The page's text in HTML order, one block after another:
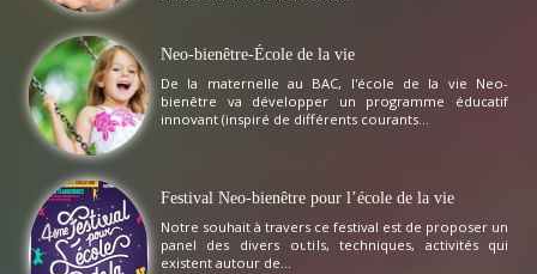
Neo-bienêtre-École de la vie
De la maternelle au BAC, l'école de la vie Neo-
bienêtre va développer un programme éducatif
innovant (inspiré de différents courants...
Festival Neo-bienêtre pour l’école de la vie
Notre souhait à travers ce festival est de proposer un
panel des divers outils, techniques, activités qui
existent autour de...